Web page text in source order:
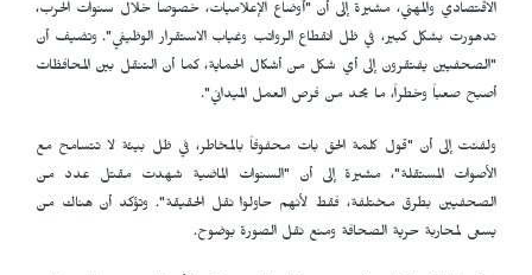
الاقتصادي والمهني، مشيرة إلى أن "أوضاع الإعلاميات، خصوصاً خلال سنوات الحرب،
تدهورت بشكل كبير، في ظل انقطاع الرواتب وغياب الاستقرار الوظيفي". وتضيف أن
"الصحفيين يفتقرون إلى أي شكل من أشكال الحماية، كما أن التنقل بين المحافظات
أصبح صعباً وخطراً، ما يحد من فرص العمل الميداني".
ولفتت إلى أن "قول كلمة الحق بات محفوفاً بالمخاطر، في ظل بيئة لا تتسامح مع
الأصوات المستقلة"، مشيرة إلى أن "السنوات الماضية شهدت مقتل عدد من
الصحفيين بطرق مختلفة، فقط لأنهم حاولوا نقل الحقيقة". وتؤكد أن هناك من
يسعى لمحاربة حرية الصحافة ومنع نقل الصورة بوضوح.